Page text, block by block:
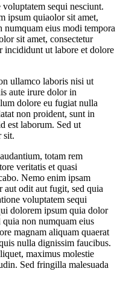
sequi nesciunt.
ipsum quiaolor sit amet,
numquam eius modi tempora
sit amet, consectetur
incididunt ut labore et dolore
ullamco laboris nisi ut
aute irure dolor in
dolore eu fugiat nulla
non proident, sunt in
est laborum. Sed ut
sit.
totam rem
veritatis et quasi
Nemo enim ipsam
aut odit aut fugit, sed quia
voluptatem sequi
dolorem ipsum quia dolor
quia non numquam eius
magnam aliquam quaerat
nulla dignissim faucibus.
maximus molestie
Sed fringilla malesuada